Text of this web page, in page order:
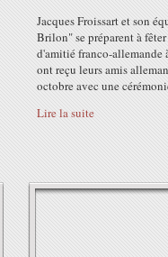
Jacques Froissart et son
Brilon" se préparent à
d'amitié franco-allemande
ont reçu leurs amis
octobre avec une
Lire la suite